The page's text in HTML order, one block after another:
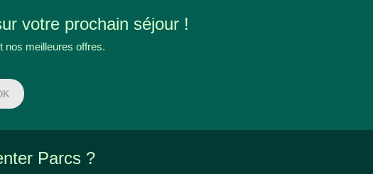
votre prochain séjour !
nos meilleures offres.
Parcs ?